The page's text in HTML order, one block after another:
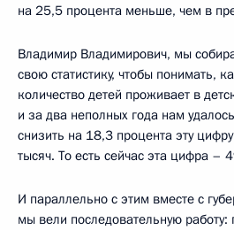
на 25,5 процента меньше, чем в
Владимир Владимирович, мы
свою статистику, чтобы понимать,
количество детей проживает в
и за два неполных года нам
снизить на 18,3 процента эту
тысяч. То есть сейчас эта цифра –
И параллельно с этим вместе с
мы вели последовательную